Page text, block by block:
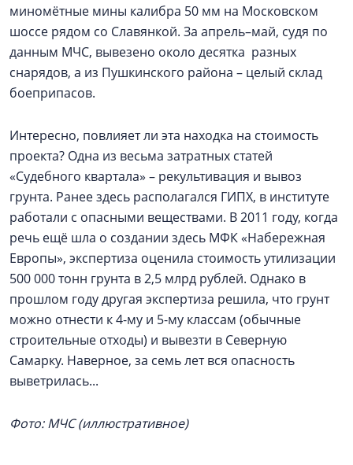
миномётные мины калибра 50 мм на Московском
шоссе рядом со Славянкой. За апрель–май, судя по
данным МЧС, вывезено около десятка разных
снарядов, а из Пушкинского района – целый склад
боеприпасов.
Интересно, повлияет ли эта находка на стоимость
проекта? Одна из весьма затратных статей
«Судебного квартала» – рекультивация и вывоз
грунта. Ранее здесь располагался ГИПХ, в институте
работали с опасными веществами. В 2011 году, когда
речь ещё шла о создании здесь МФК «Набережная
Европы», экспертиза оценила стоимость утилизации
500 000 тонн грунта в 2,5 млрд рублей. Однако в
прошлом году другая экспертиза решила, что грунт
можно отнести к 4-му и 5-му классам (обычные
строительные отходы) и вывезти в Северную
Самарку. Наверное, за семь лет вся опасность
выветрилась...
Фото: МЧС (иллюстративное)